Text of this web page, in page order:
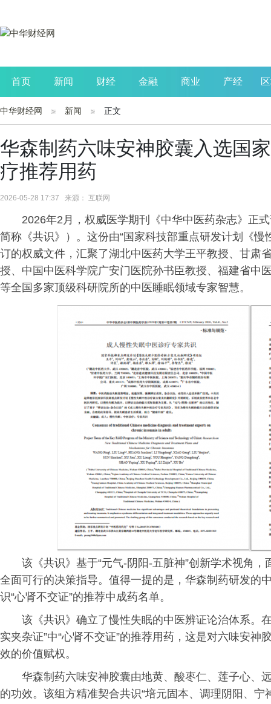
首页 新闻 财经 金融 商业 产经
公司 生活 读书
中华财经网 新闻 正文
华森制药六味安神胶囊入选国
疗推荐用药
2026-05-28 17:37 来源： 互联网
2026年2月，权威医学期刊《中华中医药杂志》正
简称《共识》）。这份由“国家科技部重点研发计划《
订的权威文件，汇聚了湖北中医药大学王平教授、甘肃
授、中国中医科学院广安门医院孙书臣教授、福建省中
等全国多家顶级科研院所的中医睡眠领域专家智慧。
该《共识》基于“元气-阴阳-五脏神”创新学术视角
全面可行的决策指导。值得一提的是，华森制药研发的
识“心肾不交证”的推荐中成药名单。
该《共识》确立了慢性失眠的中医辨证论治体系。
实夹杂证”中“心肾不交证”的推荐用药，这是对六味安
效的价值赋权。
华森制药六味安神胶囊由地黄、酸枣仁、莲子心、
的功效。该组方精准契合共识“培元固本、调理阴阳、